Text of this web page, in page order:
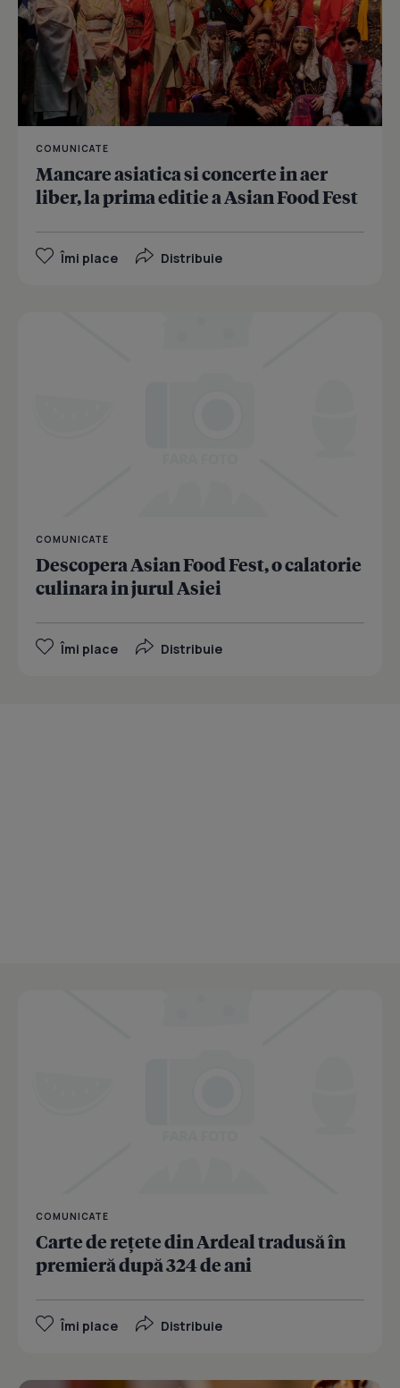
COMUNICATE
Mancare asiatica si concerte in aer
liber, la prima editie a Asian Food Fest
Îmi place Distribuie
COMUNICATE
Descopera Asian Food Fest, o calatorie
culinara in jurul Asiei
Îmi place Distribuie
COMUNICATE
Carte de rețete din Ardeal tradusă în
premieră după 324 de ani
Îmi place Distribuie